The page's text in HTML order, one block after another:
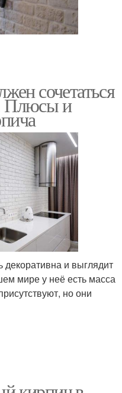
сочетаться
Плюсы и
декоративна и выглядит
мире у неё есть масса
но они